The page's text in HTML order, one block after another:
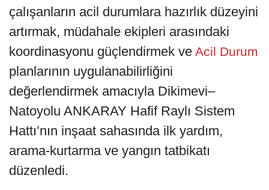
çalışanların acil durumlara hazırlık düzeyini
artırmak, müdahale ekipleri arasındaki
koordinasyonu güçlendirmek ve Acil Durum
planlarının uygulanabilirliğini
değerlendirmek amacıyla Dikimevi–
Natoyolu ANKARAY Hafif Raylı Sistem
Hattı’nın inşaat sahasında ilk yardım,
arama-kurtarma ve yangın tatbikatı
düzenledi.